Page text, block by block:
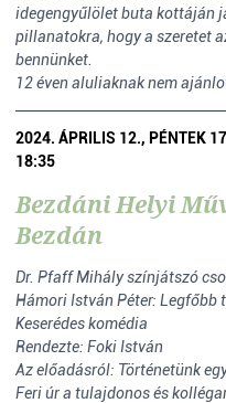
idegengyűlölet buta kottáján
pillanatokra, hogy a szeretet
bennünket.
12 éven aluliaknak nem
2024. ÁPRILIS 12., PÉNTEK
18:35
Bezdáni Helyi
Bezdán
Dr. Pfaff Mihály színjátszó
Hámori István Péter: Legfőbb
Keserédes komédia
Rendezte: Foki István
Az előadásról: Történetünk
Feri úr a tulajdonos és